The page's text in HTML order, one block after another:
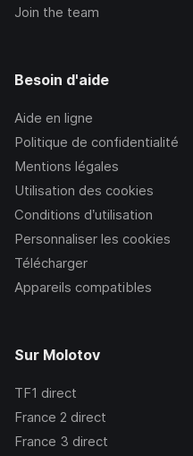
Join the team
Besoin d'aide
Aide en ligne
Politique de confidentialité
Mentions légales
Utilisation des cookies
Conditions d’utilisation
Personnaliser les cookies
Télécharger
Appareils compatibles
Sur Molotov
TF1 direct
France 2 direct
France 3 direct